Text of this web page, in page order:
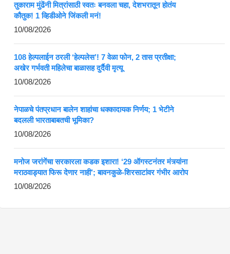
तुकाराम मुंढेंनी मित्रांसाठी स्वतः बनवला चहा, देशभरातून होतंय
कौतुक! 1 व्हिडीओने जिंकली मनं!
10/08/2026
108 हेल्पलाईन ठरली ‘हेल्पलेस’! 7 वेळा फोन, 2 तास प्रतीक्षा;
अखेर गर्भवती महिलेचा बाळासह दुर्दैवी मृत्यू
10/08/2026
नेपाळचे पंतप्रधान बालेन शाहांचा धक्कादायक निर्णय; 1 भेटीने
बदलली भारताबाबतची भूमिका?
10/08/2026
मनोज जरांगेंचा सरकारला कडक इशारा! ‘29 ऑगस्टनंतर मंत्र्यांना
मराठवाड्यात फिरू देणार नाही’; बावनकुळे-शिरसाटांवर गंभीर आरोप
10/08/2026